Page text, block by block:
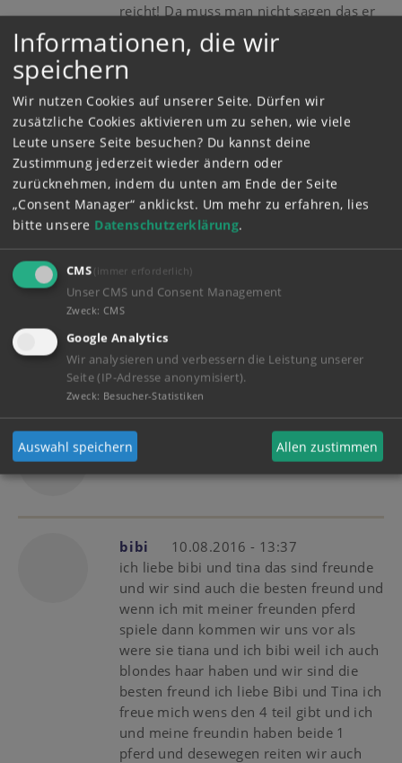
reicht! Da muss man nicht sagen das er
hässlich ist! Man kann manche Sachen
auch freundlicher ausdrücken
S006
05.09.2016 - 11:41
TOPModel07,warum musst du
eigentlich überall rummeckern?
Oder?????????
tamara
18.08.2016 - 13:45
pascal ist so cool
TOPModel7
Ich habe nichts gegen Rappen! Im
Gegenteil: ich liebe Rappen.
Irinia
12.08.2016 - 19:32
Pascal ist cool
bibi
10.08.2016 - 13:37
ich liebe bibi und tina das sind freunde
und wir sind auch die besten freund und
wenn ich mit meiner freunden pferd
spiele dann kommen wir uns vor als
were sie tiana und ich bibi weil ich auch
blondes haar haben und wir sind die
besten freund ich liebe Bibi und Tina ich
freue mich wens den 4 teil gibt und ich
und meine freundin haben beide 1
pferd und desewegen reiten wir auch
Informationen, die wir
speichern
Wir nutzen Cookies auf unserer Seite. Dürfen wir
zusätzliche Cookies aktivieren um zu sehen, wie viele
Leute unsere Seite besuchen? Du kannst deine
Zustimmung jederzeit wieder ändern oder
zurücknehmen, indem du unten am Ende der Seite
„Consent Manager“ anklickst. Um mehr zu erfahren, lies
bitte unsere Datenschutzerklärung.
CMS (immer erforderlich)
Unser CMS und Consent Management
Zweck: CMS
Google Analytics
Wir analysieren und verbessern die Leistung unserer
Seite (IP-Adresse anonymisiert).
Zweck: Besucher-Statistiken
Auswahl speichern Allen zustimmen